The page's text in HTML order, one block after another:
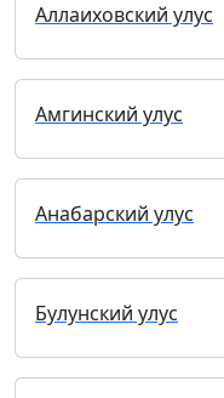
Аллаиховский улус
Амгинский улус
Анабарский улус
Булунский улус